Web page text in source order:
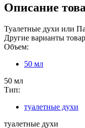
Описание
Туалетные духи или
Другие варианты
Объем:
50 мл
50 мл
Тип:
туалетные духи
туалетные духи